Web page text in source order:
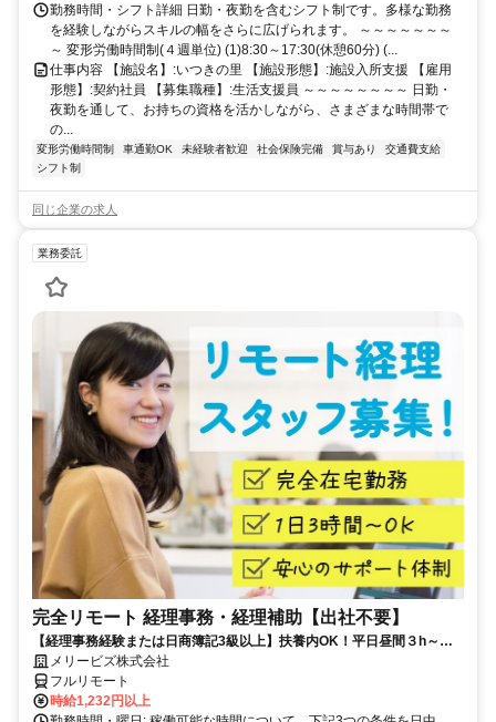
勤務時間・シフト詳細 日勤・夜勤を含むシフト制です。多様な勤務
を経験しながらスキルの幅をさらに広げられます。 ～～～～～～～
～ 変形労働時間制(４週単位) (1)8:30～17:30(休憩60分) (...
仕事内容 【施設名】:いつきの里 【施設形態】:施設入所支援 【雇用
形態】:契約社員 【募集職種】:生活支援員 ～～～～～～～～ 日勤・
夜勤を通して、お持ちの資格を活かしながら、さまざまな時間帯で
の...
変形労働時間制 車通勤OK 未経験者歓迎 社会保険完備 賞与あり
交通費支給
シフト制
同じ企業の求人
業務委託
完全リモート 経理事務・経理補助【出社不要】
【経理事務経験または日商簿記3級以上】扶養内OK！平日昼間３h～。
完全在宅で育児・介護中の方も大歓迎♪
メリービズ株式会社
フルリモート
時給1,232円以上